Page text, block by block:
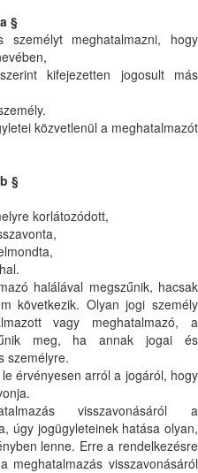
§
személyt meghatalmazni, hogy
kifejezetten jogosult más
közvetlenül a meghatalmazót
§
korlátozódott,
halálával megszűnik, hacsak
következik. Olyan jogi személy
vagy meghatalmazó, a
meg, ha annak jogai és
személyre.
érvényesen arról a jogáról, hogy
visszavonásáról a
úgy jogügyleteinek hatása olyan,
lenne. Erre a rendelkezésre
meghatalmazás visszavonásáról